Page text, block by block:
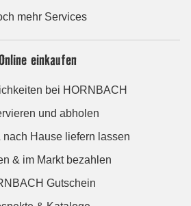
mehr Services
einkaufen
bei HORNBACH
und abholen
nach Hause liefern lassen
& im Markt bezahlen
Gutschein